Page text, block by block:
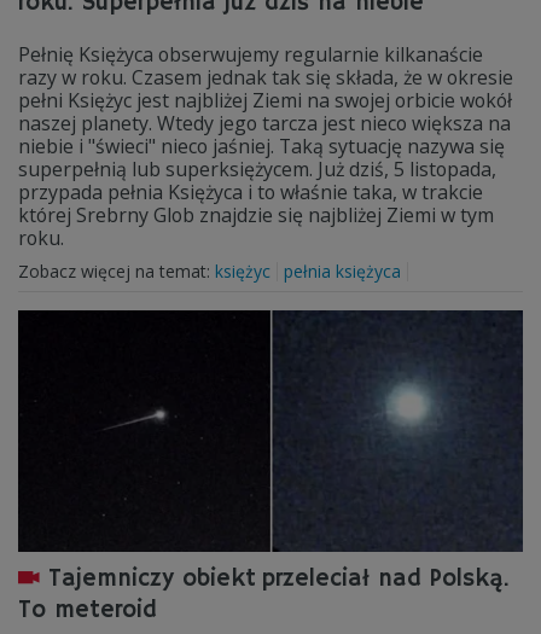
Pełnię Księżyca obserwujemy regularnie kilkanaście
razy w roku. Czasem jednak tak się składa, że w okresie
pełni Księżyc jest najbliżej Ziemi na swojej orbicie wokół
naszej planety. Wtedy jego tarcza jest nieco większa na
niebie i "świeci" nieco jaśniej. Taką sytuację nazywa się
superpełnią lub superksiężycem. Już dziś, 5 listopada,
przypada pełnia Księżyca i to właśnie taka, w trakcie
której Srebrny Glob znajdzie się najbliżej Ziemi w tym
roku.
Zobacz więcej na temat: księżyc pełnia księżyca
Tajemniczy obiekt przeleciał nad Polską.
To meteroid